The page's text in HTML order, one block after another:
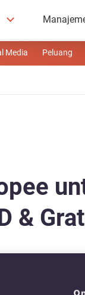
Media Peluang
&